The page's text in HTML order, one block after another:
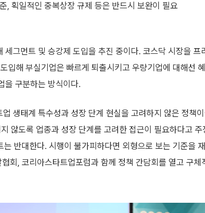
, 획일적인 중복상장 규제 등은 반드시 보완이 필요
그먼트 및 승강제 도입을 추진 중이다. 코스닥 시장을 프
입해 부실기업은 빠르게 퇴출시키고 우량기업에 대해선
을 구분하는 방식이다.
업 생태계 특수성과 성장 단계 현실을 고려하지 않은 정책
않도록 업종과 성장 단계를 고려한 접근이 필요하다고 주
반대한다. 시행이 불가피하다면 외형으로 보는 기준을
회, 코리아스타트업포럼과 함께 정책 간담회를 열고 구체